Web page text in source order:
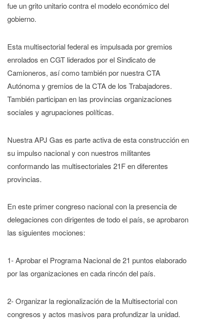
fue un grito unitario contra el modelo económico del
gobierno.
Esta multisectorial federal es impulsada por gremios
enrolados en CGT liderados por el Sindicato de
Camioneros, así como también por nuestra CTA
Autónoma y gremios de la CTA de los Trabajadores.
También participan en las provincias organizaciones
sociales y agrupaciones políticas.
Nuestra APJ Gas es parte activa de esta construcción en
su impulso nacional y con nuestros militantes
conformando las multisectoriales 21F en diferentes
provincias.
En este primer congreso nacional con la presencia de
delegaciones con dirigentes de todo el país, se aprobaron
las siguientes mociones:
1- Aprobar el Programa Nacional de 21 puntos elaborado
por las organizaciones en cada rincón del país.
2- Organizar la regionalización de la Multisectorial con
congresos y actos masivos para profundizar la unidad.